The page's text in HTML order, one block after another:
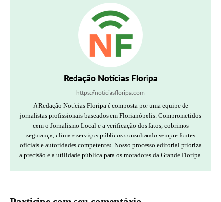
Redação Notícias Floripa
https://noticiasfloripa.com
A Redação Notícias Floripa é composta por uma equipe de
jornalistas profissionais baseados em Florianópolis. Comprometidos
com o Jornalismo Local e a verificação dos fatos, cobrimos
segurança, clima e serviços públicos consultando sempre fontes
oficiais e autoridades competentes. Nosso processo editorial prioriza
a precisão e a utilidade pública para os moradores da Grande Floripa.